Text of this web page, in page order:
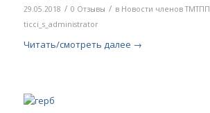
29.05.2018 / 0 Отзывы / в Новости членов ТМТПП
ticci_s_administrator
Читать/смотреть далее →